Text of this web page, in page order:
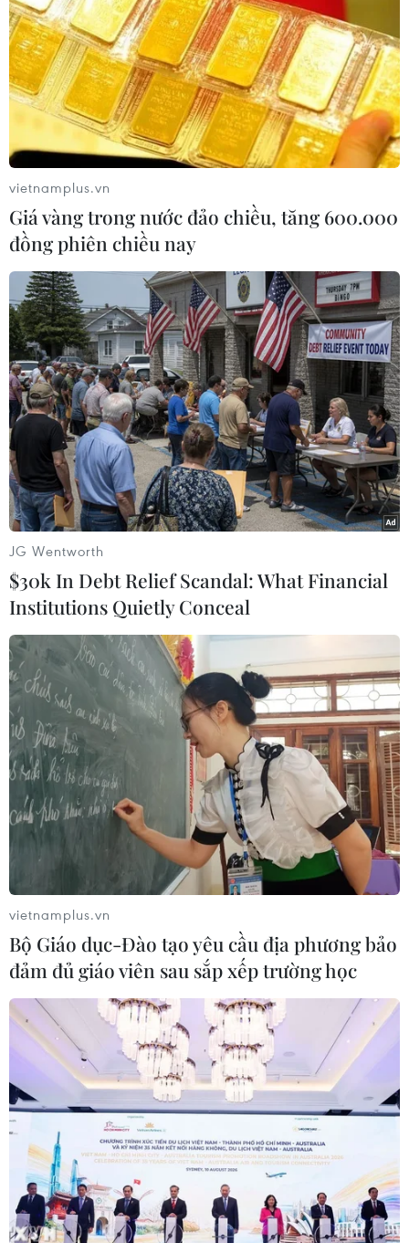
bỏ rào cản đối với mong muốn gia nhập EU của
Thổ Nhĩ Kỳ./.
(TTXVN/Vietnam+)
#Người di cư
#Liên minh châu Âu
#Recep Tayyip Erdogan
#Người tị nạn
#Taliban
Đức
Thổ Nhĩ Kỳ
TIN LIÊN QUAN
Các nước Nam Âu kêu gọi EU đoàn kết hơn
trong xử lý vấn đề người di cư
21/03/2021 04:42
Các bộ trưởng 5 nước Địa Trung Hải kêu gọi hợp tác
hơn với những quốc gia là điểm xuất phát hoặc quá
cảnh của người di cư, thiết lập một cơ chế hồi hương
chung của châu Âu và tái phân bổ người di cư.
vietnamplus.vn
Giá vàng trong nước đảo chiều, tăng 600.000
đồng phiên chiều nay
JG Wentworth
$30k In Debt Relief Scandal: What Financial
Institutions Quietly Conceal
vietnamplus.vn
Bộ Giáo dục-Đào tạo yêu cầu địa phương bảo
đảm đủ giáo viên sau sắp xếp trường học